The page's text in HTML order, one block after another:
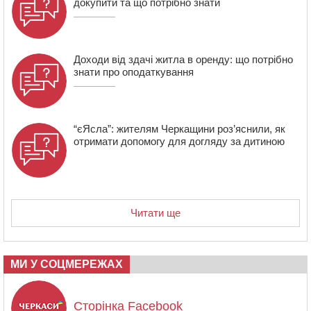
професію, що почалася з його власного порятунку
докупити та що потрібно знати
Доходи від здачі житла в оренду: що потрібно
знати про оподаткування
“єЯсла”: жителям Черкащини роз’яснили, як
отримати допомогу для догляду за дитиною
Читати ще
МИ У СОЦМЕРЕЖАХ
Сторінка Facebook